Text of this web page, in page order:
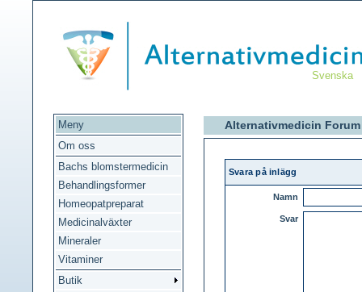
Svenska
Meny
Om oss
Bachs blomstermedicin
Behandlingsformer
Homeopatpreparat
Medicinalväxter
Mineraler
Vitaminer
Butik
Alternativmedicin Forum
Svara på inlägg
Namn
Svar